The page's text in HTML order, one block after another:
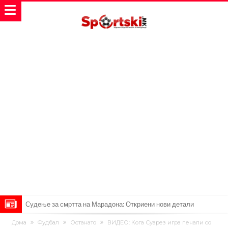
Судење за смртта на Марадона: Откриени нови детали
Англиски репрезентативец обвинет за напад во ноќен клуб – ќе
Дома Фудбал Останато
ВИДЕО: Кога Суарез игра пенали со